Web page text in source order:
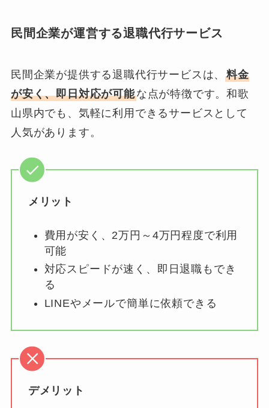
民間企業が運営する退職代行サービス
民間企業が提供する退職代行サービスは、料金
が安く、即日対応が可能な点が特徴です。和歌
山県内でも、気軽に利用できるサービスとして
人気があります。
メリット
費用が安く、2万円～4万円程度で利用
可能
対応スピードが速く、即日退職もでき
る
LINEやメールで簡単に依頼できる
デメリット